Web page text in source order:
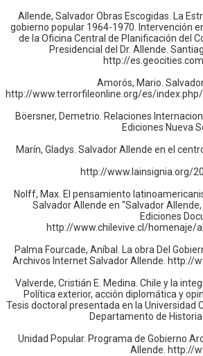
Allende, Salvador Obras Escogidas. La
gobierno popular 1964-1970. Intervención
de la Oficina Central de Planificación del
Presidencial del Dr. Allende.
http://
Amorós, Mario.
http://www.terrorfileonline.org/es/
Böersner, Demetrio. Relaciones
Ediciones Nueva
Marín, Gladys. Salvador Allende en el
http://www.lainsignia.org/
Nolff, Max. El pensamiento
Salvador Allende en “Salvador
Ediciones
http://www.chilevive.cl/homenaje/
Palma Fourcade, Aníbal. La obra Del
Archivos Internet Salvador Allende. http://
Valverde, Cristián E. Medina. Chile y la
Política exterior, acción diplomática y
Tesis doctoral presentada en la Universidad
Departamento de
Unidad Popular. Programa de Gobierno
Allende. http://